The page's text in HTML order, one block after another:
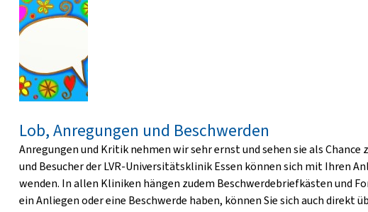
Lob, Anregungen und Beschwerden
Anregungen und Kritik nehmen wir sehr ernst und sehen sie als
und Besucher der LVR-Universitätsklinik Essen können sich mit Ihren
wenden. In allen Kliniken hängen zudem Beschwerdebriefkästen und
ein Anliegen oder eine Beschwerde haben, können Sie sich auch direkt